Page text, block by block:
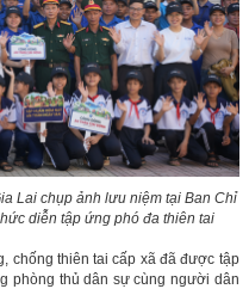
Lai chụp ảnh lưu niệm tại Ban Chỉ
diễn tập ứng phó đa thiên tai
chống thiên tai cấp xã đã được tập
phòng thủ dân sự cùng người dân